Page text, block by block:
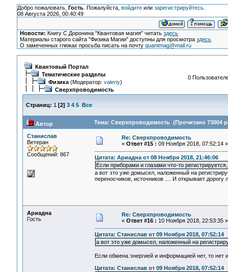
Добро пожаловать, Гость. Пожалуйста, войдитеили зарегистрируйтесь.
08 Августа 2026, 00:40:49
Новости: Книгу С.Доронина "Квантовая магия" читатьздесь
Материалы старого сайта "Физика Магии" доступны для просмотраздесь
О замеченных глюках просьба писать на почтуquantmag@mail.ru
Квантовый Портал
Тематические разделы
Физика(Модератор: valeriy)
Сверхпроводимость
0
Страниц: 1 [2] 3 4 5 Все
Автор Тема: Сверхпроводимость (Прочитано 73004
Станислав
Ветеран
Сообщений: 867
Re: Сверхпроводимость
« Ответ #15 : 09 Ноября 2018, 07:52:14 »
Цитата: Ариадна от 08 Ноября 2018, 21:46:06
Если приборами и глазами что-то
а вот это уже домысел, наложенный на
переносчиков, источников .... И открывает
Ариадна
Гость
Re: Сверхпроводимость
« Ответ #16 : 10 Ноября 2018, 22:53:35 »
Цитата: Станислав от 09 Ноября 2018, 07:52:14
а вот это уже домысел, наложенный на
Если обмена энергией и информацией нет, то нет
Цитата: Станислав от 09 Ноября 2018, 07:52:14